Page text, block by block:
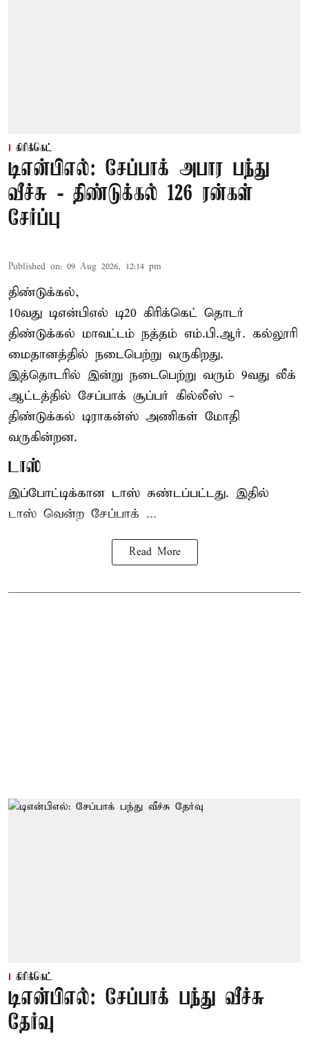
கிரிக்கெட்
டிஎன்பிஎல்: சேப்பாக் அபார பந்து
வீச்சு - திண்டுக்கல் 126 ரன்கள்
சேர்ப்பு
Published on: 09 Aug 2026, 12:14 pm
திண்டுக்கல்,
10வது டிஎன்பிஎல் டி20 கிரிக்கெட் தொடர்
திண்டுக்கல் மாவட்டம் நத்தம் எம்.பி.ஆர். கல்லூரி
மைதானத்தில் நடைபெற்று வருகிறது.
இத்தொடரில் இன்று நடைபெற்று வரும் 9வது லீக்
ஆட்டத்தில் சேப்பாக் சூப்பர் கில்லீஸ் -
திண்டுக்கல் டிராகன்ஸ் அணிகள் மோதி
வருகின்றன.
டாஸ்
இப்போட்டிக்கான டாஸ் சுண்டப்பட்டது. இதில்
டாஸ் வென்ற சேப்பாக் ...
Read More
கிரிக்கெட்
டிஎன்பிஎல்: சேப்பாக் பந்து வீச்சு
தேர்வு